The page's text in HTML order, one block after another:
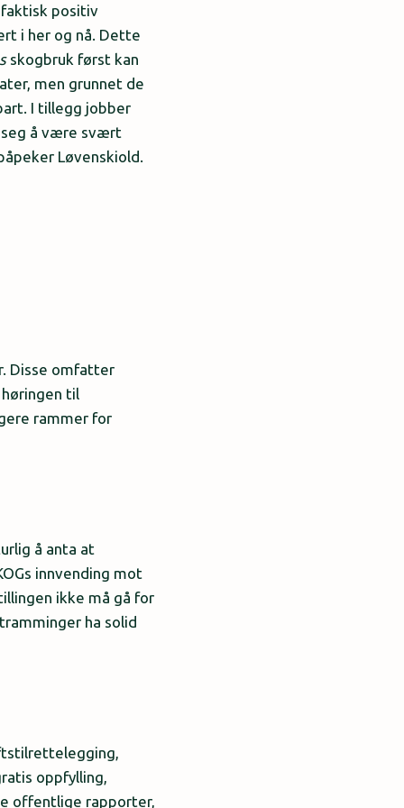
faktisk positiv
i her og nå. Dette
skogbruk først kan
men grunnet de
I tillegg jobber
seg å være svært
Løvenskiold.
Disse omfatter
til
rammer for
å anta at
innvending mot
ikke må gå for
ha solid
oppfylling,
offentlige rapporter,